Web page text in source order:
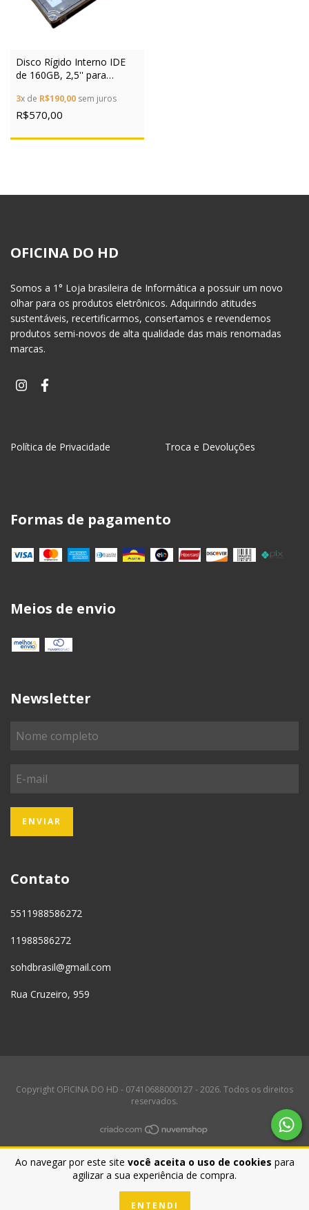
Ao navegar por este site você aceita o uso de cookies para
agilizar a sua experiência de compra.
ENTENDI
Disco Rígido Interno IDE
de 160GB, 2,5'' para
Marcas e Modelos
3x de R$190,00 sem juros
R$570,00
OFICINA DO HD
Somos a 1° Loja brasileira de Informática a possuir um novo
olhar para os produtos eletrônicos. Adquirindo atitudes
sustentáveis, recertificarmos, consertamos e revendemos
produtos semi-novos de alta qualidade das mais renomadas
marcas.
Política de Privacidade Troca e Devoluções
Formas de pagamento
Meios de envio
Newsletter
Contato
5511988586272
11988586272
sohdbrasil@gmail.com
Rua Cruzeiro, 959
Copyright OFICINA DO HD - 07410688000127 - 2026. Todos os direitos
reservados.